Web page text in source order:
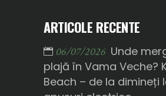
ARTICOLE RECENTE
06/07/2026 Unde
plajă în Vama Veche?
Beach – de la dimineți